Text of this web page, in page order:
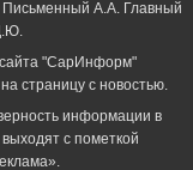
А.А. Главный
"СарИнформ"
страницу с новостью.
информации в
с пометкой